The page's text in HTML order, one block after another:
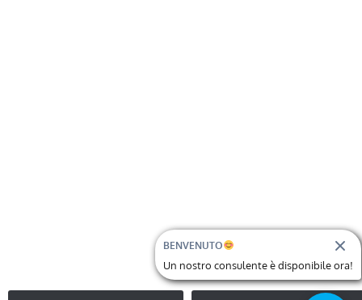
BENVENUTO
Un nostro consulente è disponibile ora!